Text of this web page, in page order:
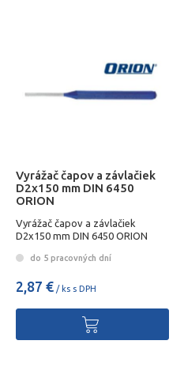
Vyrážač čapov a závlačiek
D2x150 mm DIN 6450
ORION
Vyrážač čapov a závlačiek
D2x150 mm DIN 6450 ORION
do 5 pracovných dní
2,87 € / ks s DPH